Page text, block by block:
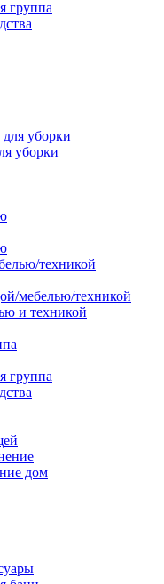
группа
уборки
уборки
техникой
мебелью/техникой
и техникой
группа
дом